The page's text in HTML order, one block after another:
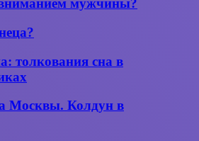
мужчины?
толкования сна в
Москвы. Колдун в